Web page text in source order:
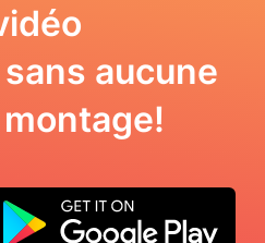
aucune